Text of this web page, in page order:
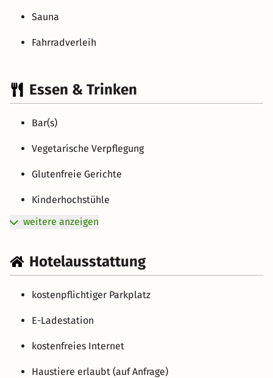
Sauna
Fahrradverleih
Essen & Trinken
Bar(s)
Vegetarische Verpflegung
Glutenfreie Gerichte
Kinderhochstühle
weitere anzeigen
Hotelausstattung
kostenpflichtiger Parkplatz
E-Ladestation
kostenfreies Internet
Haustiere erlaubt (auf Anfrage)